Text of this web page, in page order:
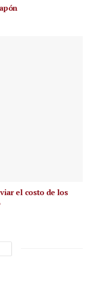
el costo de los